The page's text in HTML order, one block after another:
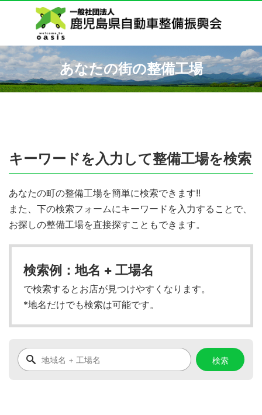
あなたの街の整備工場
キーワードを入力して整備工場を検索
あなたの町の整備工場を簡単に検索できます!!
また、下の検索フォームにキーワードを入力することで、
お探しの整備工場を直接探すこともできます。
検索例：地名 + 工場名
で検索するとお店が見つけやすくなります。
*地名だけでも検索は可能です。